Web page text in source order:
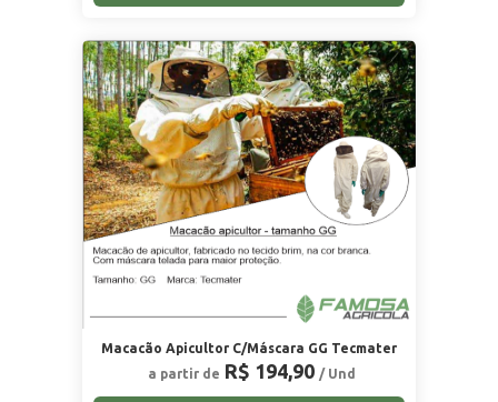
Macacão Apicultor C/Máscara GG Tecmater
a partir de R$ 194,90 / Und